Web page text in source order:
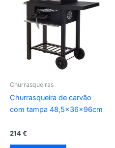
Churrasqueiras
Churrasqueira de carvão
com tampa 48,5x36x96cm
214€